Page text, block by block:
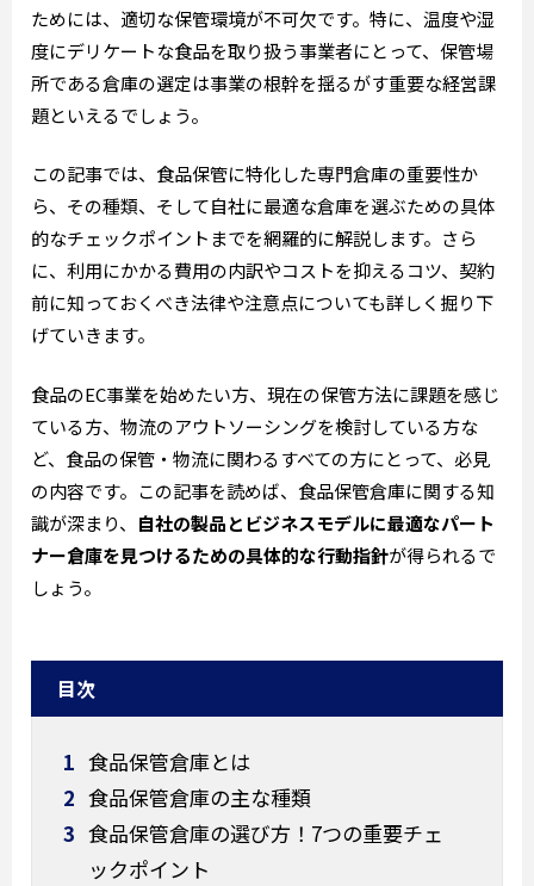
ためには、適切な保管環境が不可欠です。特に、温度や湿
度にデリケートな食品を取り扱う事業者にとって、保管場
所である倉庫の選定は事業の根幹を揺るがす重要な経営課
題といえるでしょう。
この記事では、食品保管に特化した専門倉庫の重要性か
ら、その種類、そして自社に最適な倉庫を選ぶための具体
的なチェックポイントまでを網羅的に解説します。さら
に、利用にかかる費用の内訳やコストを抑えるコツ、契約
前に知っておくべき法律や注意点についても詳しく掘り下
げていきます。
食品のEC事業を始めたい方、現在の保管方法に課題を感じ
ている方、物流のアウトソーシングを検討している方な
ど、食品の保管・物流に関わるすべての方にとって、必見
の内容です。この記事を読めば、食品保管倉庫に関する知
識が深まり、 自社の製品とビジネスモデルに最適なパート
ナー倉庫を見つけるための具体的な行動指針が得られるで
しょう。
目次
1 食品保管倉庫とは
2 食品保管倉庫の主な種類
3 食品保管倉庫の選び方！7つの重要チェ
ックポイント